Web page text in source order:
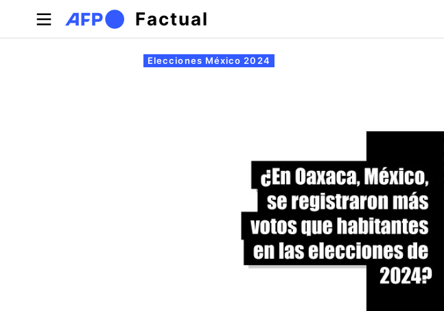
Pasar al contenido principal
Factual
Solapas principales
Elecciones México 2024